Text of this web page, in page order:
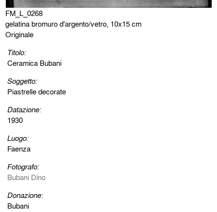
FM_L_0268
gelatina bromuro d'argento/vetro, 10x15 cm
Originale
Titolo:
Ceramica Bubani
Soggetto:
Piastrelle decorate
Datazione:
1930
Luogo:
Faenza
Fotografo:
Bubani Dino
Donazione:
Bubani